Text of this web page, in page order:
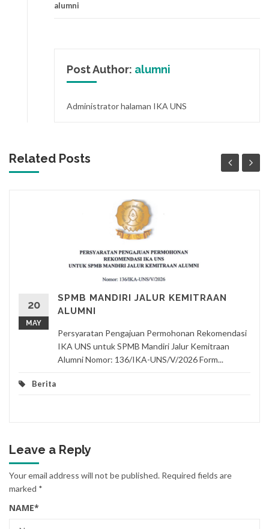
alumni
Post Author: alumni
Administrator halaman IKA UNS
Related Posts
20
MAY
SPMB MANDIRI JALUR KEMITRAAN
ALUMNI
Persyaratan Pengajuan Permohonan Rekomendasi
IKA UNS untuk SPMB Mandiri Jalur Kemitraan
Alumni Nomor: 136/IKA-UNS/V/2026 Form...
Berita
Leave a Reply
Your email address will not be published. Required fields are
marked *
NAME*